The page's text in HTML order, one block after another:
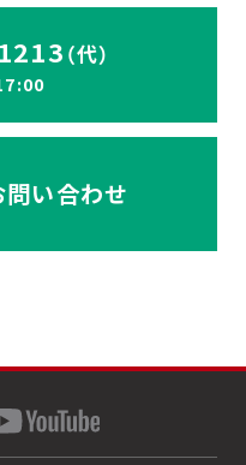
（代）
い合わせ